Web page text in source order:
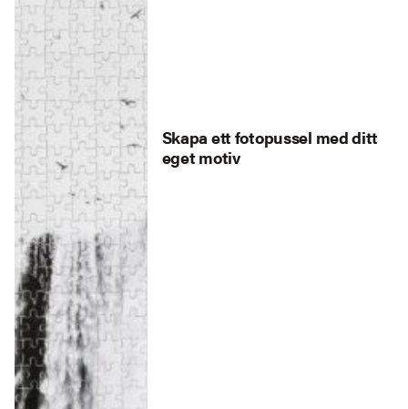
Skapa ett fotopussel med ditt
eget motiv